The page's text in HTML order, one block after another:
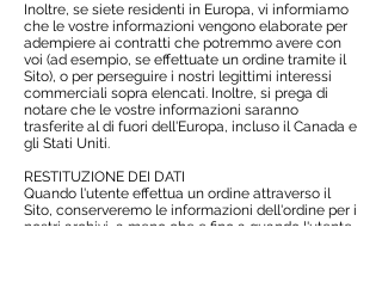
Inoltre, se siete residenti in Europa, vi informiamo
che le vostre informazioni vengono elaborate per
adempiere ai contratti che potremmo avere con
voi (ad esempio, se effettuate un ordine tramite il
Sito), o per perseguire i nostri legittimi interessi
commerciali sopra elencati. Inoltre, si prega di
notare che le vostre informazioni saranno
trasferite al di fuori dell'Europa, incluso il Canada e
gli Stati Uniti.
RESTITUZIONE DEI DATI
Quando l'utente effettua un ordine attraverso il
Sito, conserveremo le informazioni dell'ordine per i
nostri archivi, a meno che e fino a quando l'utente